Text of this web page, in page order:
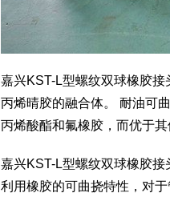
嘉兴KST-L型螺纹双球橡胶
丙烯晴胶的融合体。 耐油可
丙烯酸酯和氟橡胶，而优于其
嘉兴KST-L型螺纹双球橡胶
利用橡胶的可曲挠特性，对